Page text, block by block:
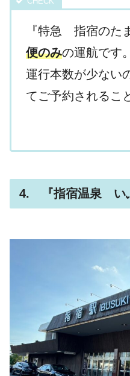
『特急 指宿のた
便のみの運航です。
運行本数が少ない
てご予約されるこ
4. 『指宿温泉 い